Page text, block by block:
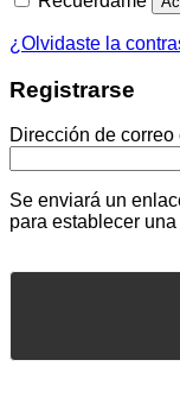
¿Olvidaste la
Registrarse
Dirección de
Se enviará un
para establecer